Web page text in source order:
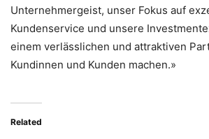
Unternehmergeist, unser Fokus auf
Kundenservice und unsere
einem verlässlichen und attraktiven
Kundinnen und Kunden machen.»
Related